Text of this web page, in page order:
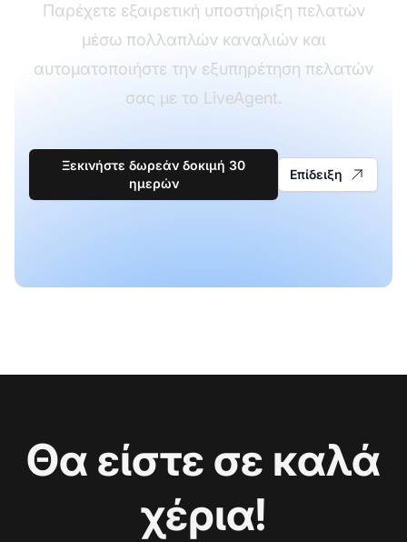
Παρέχετε εξαιρετική υποστήριξη πελατών
μέσω πολλαπλών καναλιών και
αυτοματοποιήστε την εξυπηρέτηση πελατών
σας με το LiveAgent.
Ξεκινήστε δωρεάν δοκιμή 30
ημερών
Επίδειξη
Θα είστε σε καλά
χέρια!